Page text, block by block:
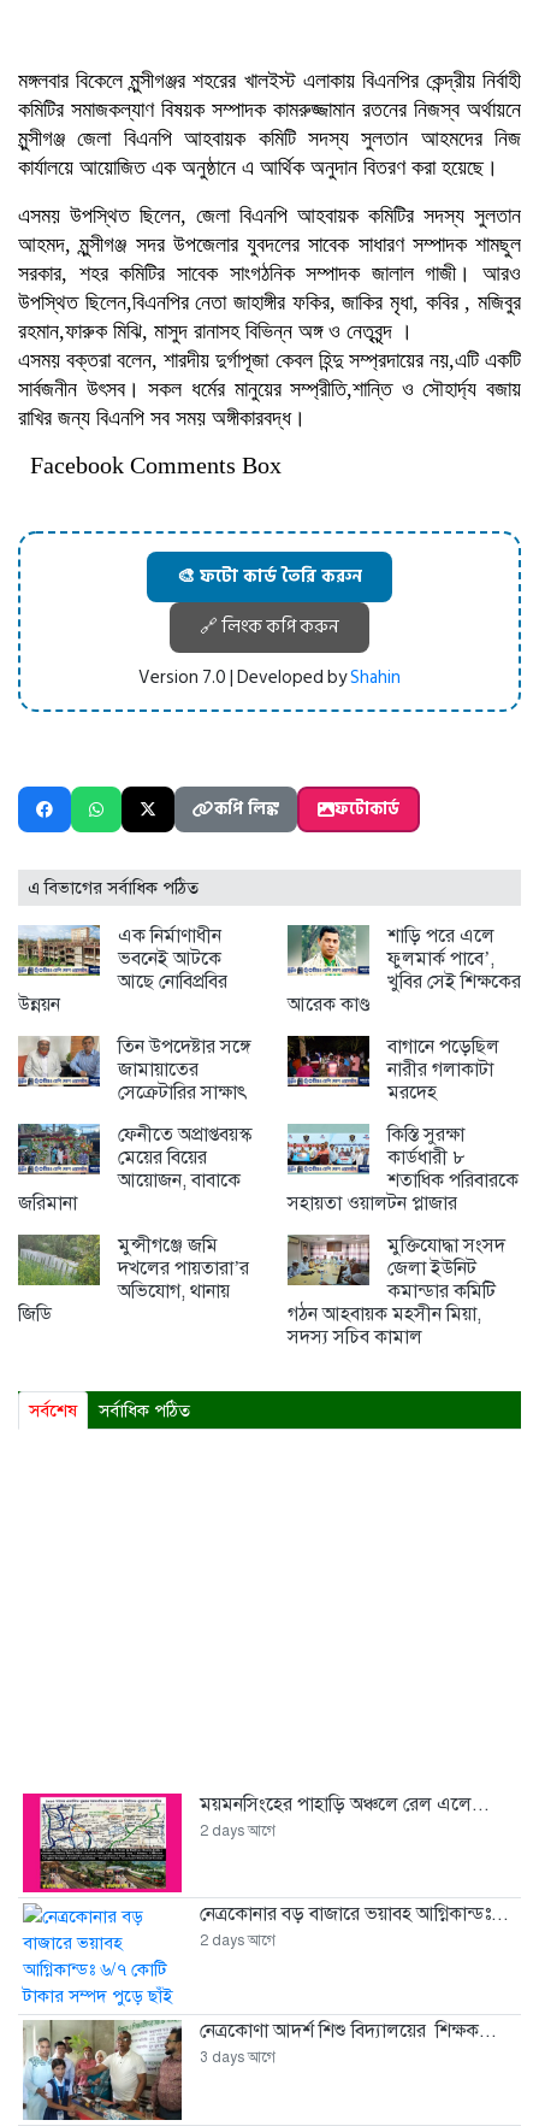
মঙ্গলবার বিকেলে মুন্সীগঞ্জর শহরের খালইস্ট এলাকায় বিএনপির কেন্দ্রীয় নির্বাহী
কমিটির সমাজকল্যাণ বিষয়ক সম্পাদক কামরুজ্জামান রতনের নিজস্ব অর্থায়নে
মুন্সীগঞ্জ জেলা বিএনপি আহবায়ক কমিটি সদস্য সুলতান আহমদের নিজ
কার্যালয়ে আয়োজিত এক অনুষ্ঠানে এ আর্থিক অনুদান বিতরণ করা হয়েছে।
এসময় উপস্থিত ছিলেন, জেলা বিএনপি আহবায়ক কমিটির সদস্য সুলতান
আহমদ, মুন্সীগঞ্জ সদর উপজেলার যুবদলের সাবেক সাধারণ সম্পাদক শামছুল
সরকার, শহর কমিটির সাবেক সাংগঠনিক সম্পাদক জালাল গাজী। আরও
উপস্থিত ছিলেন,বিএনপির নেতা জাহাঙ্গীর ফকির, জাকির মৃধা, কবির , মজিবুর
রহমান,ফারুক মিঝি, মাসুদ রানাসহ বিভিন্ন অঙ্গ ও নেতৃবৃন্দ ।
এসময় বক্তরা বলেন, শারদীয় দুর্গাপূজা কেবল হিন্দু সম্প্রদায়ের নয়,এটি একটি
সার্বজনীন উৎসব। সকল ধর্মের মানুয়ের সম্প্রীতি,শান্তি ও সৌহার্দ্য বজায়
রাখির জন্য বিএনপি সব সময় অঙ্গীকারবদ্ধ।
Facebook Comments Box
🎨 ফটো কার্ড তৈরি করুন
🔗 লিংক কপি করুন
Version 7.0 | Developed byShahin
কপি লিঙ্ক ফটোকার্ড
এ বিভাগের সর্বাধিক পঠিত
এক নির্মাণাধীন
ভবনেই আটকে
আছে নোবিপ্রবির
উন্নয়ন
শাড়ি পরে এলে
ফুলমার্ক পাবে’,
খুবির সেই শিক্ষকের
আরেক কাণ্ড
তিন উপদেষ্টার সঙ্গে
জামায়াতের
সেক্রেটারির সাক্ষাৎ
বাগানে পড়েছিল
নারীর গলাকাটা
মরদেহ
ফেনীতে অপ্রাপ্তবয়স্ক
মেয়ের বিয়ের
আয়োজন, বাবাকে
জরিমানা
কিস্তি সুরক্ষা
কার্ডধারী ৮
শতাধিক পরিবারকে
সহায়তা ওয়ালটন প্লাজার
মুন্সীগঞ্জে জমি
দখলের পায়তারা’র
অভিযোগ, থানায়
জিডি
মুক্তিযোদ্ধা সংসদ
জেলা ইউনিট
কমান্ডার কমিটি
গঠন আহবায়ক মহসীন মিয়া,
সদস্য সচিব কামাল
সর্বশেষ সর্বাধিক পঠিত
ময়মনসিংহের পাহাড়ি অঞ্চলে রেল এলে...
2 days আগে
নেত্রকোনার বড় বাজারে ভয়াবহ আগ্নিকান্ডঃ...
2 days আগে
নেত্রকোণা আদর্শ শিশু বিদ্যালয়ের শিক্ষক...
3 days আগে